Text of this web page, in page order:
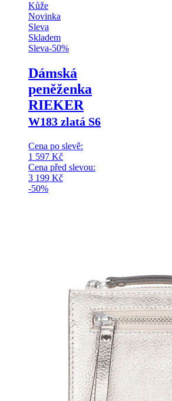
Kůže
Novinka
Sleva
Skladem
Sleva-50%
Dámská
peněženka
RIEKER
W183 zlatá S6
Cena po slevě:
1 597 Kč
Cena před slevou:
3 199 Kč
-50%